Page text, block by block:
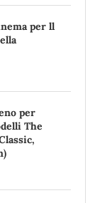
per ll
per
The